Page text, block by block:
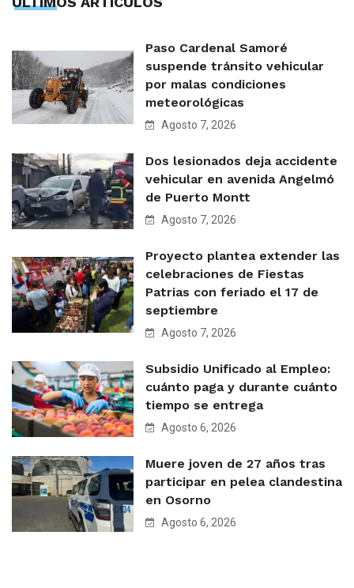
Paso Cardenal Samoré
suspende tránsito vehicular
por malas condiciones
meteorológicas
Agosto 7, 2026
Dos lesionados deja accidente
vehicular en avenida Angelmó
de Puerto Montt
Agosto 7, 2026
Proyecto plantea extender las
celebraciones de Fiestas
Patrias con feriado el 17 de
septiembre
Agosto 7, 2026
Subsidio Unificado al Empleo:
cuánto paga y durante cuánto
tiempo se entrega
Agosto 6, 2026
Muere joven de 27 años tras
participar en pelea clandestina
en Osorno
Agosto 6, 2026